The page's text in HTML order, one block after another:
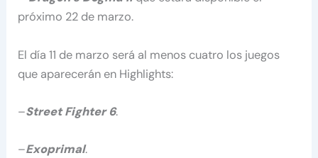
próximo 22 de marzo.
El día 11 de marzo será al menos cuatro los juegos
que aparecerán en Highlights:
–Street Fighter 6.
–Exoprimal.